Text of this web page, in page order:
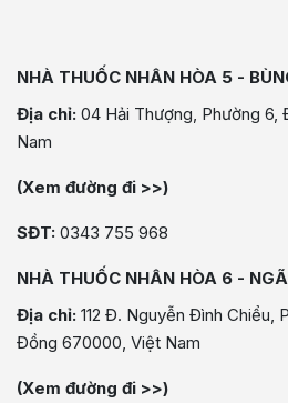
NHÀ THUỐC NHÂN HÒA 5 -
Địa chỉ: 04 Hải Thượng, Phường
Nam
(Xem đường đi >>)
SĐT: 0343 755 968
NHÀ THUỐC NHÂN HÒA 6 -
Địa chỉ: 112 Đ. Nguyễn Đình Chiểu,
Đồng 670000, Việt Nam
(Xem đường đi >>)